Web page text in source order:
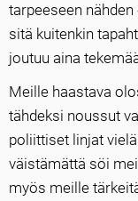
tarpeeseen
sitä kuitenkin
joutuu aina
Meille haastava
tähdeksi noussut
poliittiset linjat
väistämättä söi
myös meille